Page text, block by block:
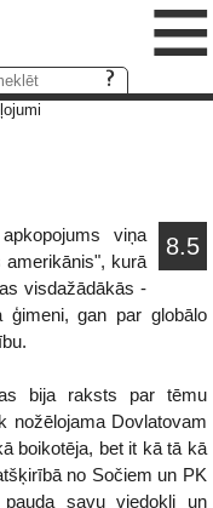
≡
8.5
viņa
amerikānis", kurā
visdažādākās -
gan par globālo
bija raksts par tēmu
nožēlojama Dovlatovam
boikotēja, bet it kā tā kā
no Sočiem un PK
savu viedokli un